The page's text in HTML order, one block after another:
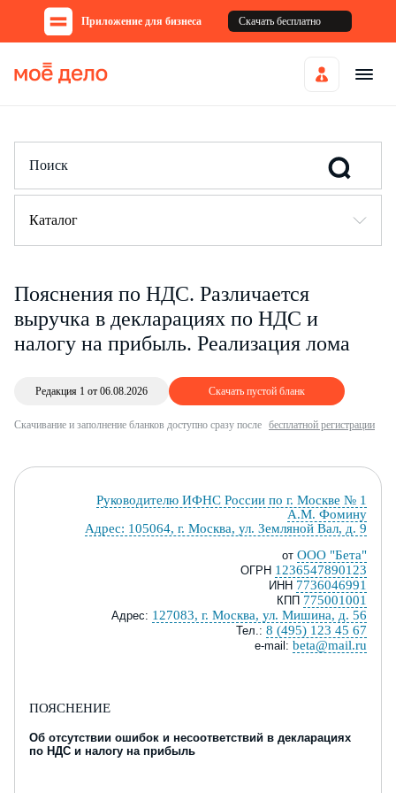
Приложение для бизнеса Скачать бесплатно
Каталог
Пояснения по НДС. Различается
выручка в декларациях по НДС и
налогу на прибыль. Реализация лома
Редакция 1 от 06.08.2026 Скачать пустой бланк
Скачивание и заполнение бланков доступно сразу после бесплатной регистрации
Руководителю ИФНС России по г. Москве № 1
А.М. Фомину
Адрес: 105064, г. Москва, ул. Земляной Вал, д. 9
от ООО "Бета"
ОГРН 1236547890123
ИНН 7736046991
КПП 775001001
Адрес: 127083, г. Москва, ул. Мишина, д. 56
Тел : 8 (495) 123 45 67
e-mail: beta@mail.ru
ПОЯСНЕНИЕ
Об отсутствии ошибок и несоответствий в декларациях
по НДС и налогу на прибыль